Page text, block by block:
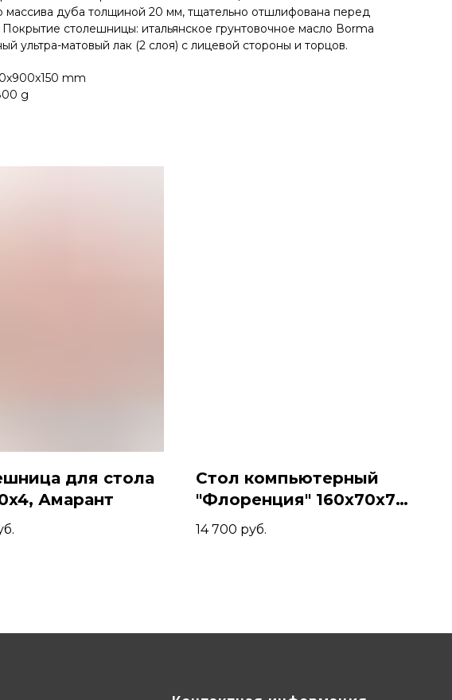
массива дуба толщиной 20 мм, тщательно отшлифована перед
столешницы: итальянское грунтовочное масло Воrmа
ультра-матовый лак (2 слоя) с лицевой стороны и торцов.
mm
g
для стола
Амарант
Стол компьютерный
"Флоренция" 160х70х74,
Молочный/Белый
14 700 руб.